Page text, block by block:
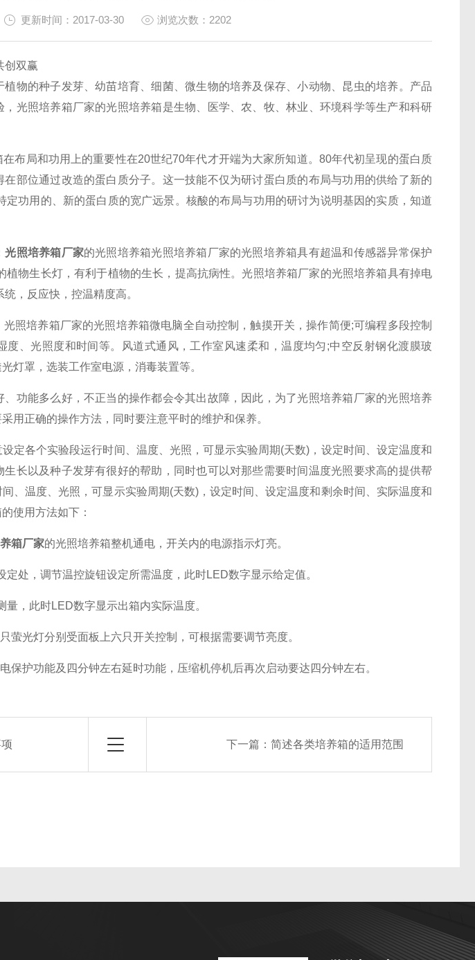
更新时间：2017-03-30 浏览次数：2202
双赢
植物的种子发芽、幼苗培育、细菌、微生物的培养及保存、小动物、昆虫的培养。产品
光照培养箱厂家的光照培养箱是生物、医学、农、牧、林业、环境科学等生产和科研
局和功用上的重要性在20世纪70年代才开端为大家所知道。80年代初呈现的蛋白质
部位通过改造的蛋白质分子。这一技能不仅为研讨蛋白质的布局与功用的供给了新的
定功用的、新的蛋白质的宽广远景。核酸的布局与功用的研讨为说明基因的实质，知道
光照培养箱厂家的光照培养箱光照培养箱厂家的光照培养箱具有超温和传感器异常保护
植物生长灯，有利于植物的生长，提高抗病性。光照培养箱厂家的光照培养箱具有掉电
，反应快，控温精度高。
培养箱厂家的光照培养箱微电脑全自动控制，触摸开关，操作简便;可编程多段控制
度、光照度和时间等。风道式通风，工作室风速柔和，温度均匀;中空反射钢化渡膜玻
灯罩，选装工作室电源，消毒装置等。
能多么好，不正当的操作都会令其出故障，因此，为了光照培养箱厂家的光照培养
用正确的操作方法，同时要注意平时的维护和保养。
各个实验段运行时间、温度、光照，可显示实验周期(天数)，设定时间、设定温度和
长以及种子发芽有很好的帮助，同时也可以对那些需要时间温度光照要求高的提供帮
、温度、光照，可显示实验周期(天数)，设定时间、设定温度和剩余时间、实际温度和
使用方法如下：
箱厂家的光照培养箱整机通电，开关内的电源指示灯亮。
处，调节温控旋钮设定所需温度，此时LED数字显示给定值。
，此时LED数字显示出箱内实际温度。
光灯分别受面板上六只开关控制，可根据需要调节亮度。
护功能及四分钟左右延时功能，压缩机停机后再次启动要达四分钟左右。
下一篇： 简述各类培养箱的适用范围